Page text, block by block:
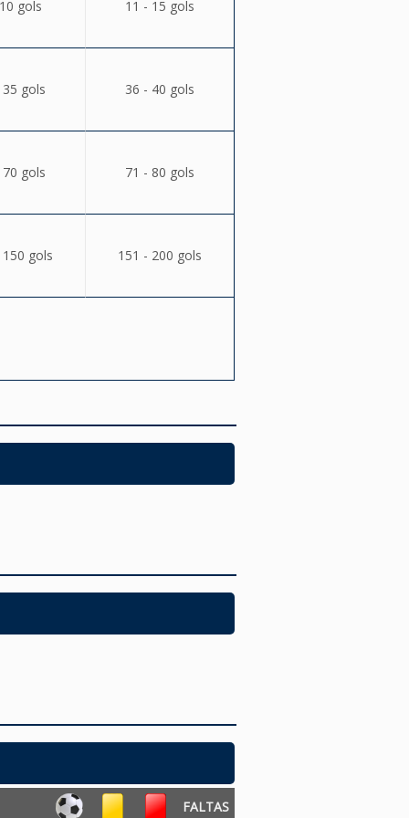
gols 11 - 15 gols
gols 36 - 40 gols
gols 71 - 80 gols
gols 151 - 200 gols
FALTAS